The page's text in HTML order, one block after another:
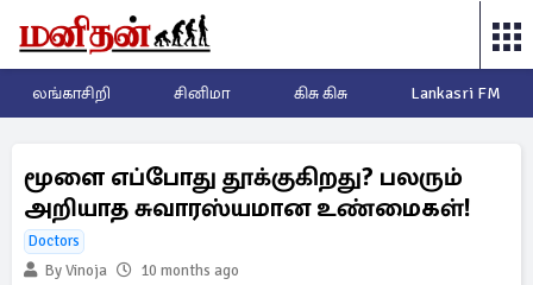
லங்காசிறி சினிமா கிசு கிசு Lankasri FM
மூளை எப்போது தூக்குகிறது? பலரும்
அறியாத சுவாரஸ்யமான உண்மைகள்!
Doctors
By Vinoja
10 months ago